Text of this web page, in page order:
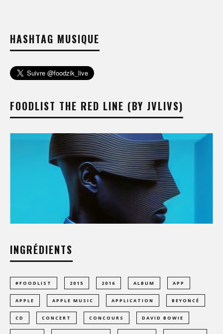
HASHTAG MUSIQUE
FOODLIST THE RED LINE (BY JVLIVS)
INGRÉDIENTS
#FOODLIST 2015 2016 ALBUM APP
APPLE APPLE MUSIC APPLICATION BEYONCÉ
CD CONCERT CONCOURS DAVID BOWIE